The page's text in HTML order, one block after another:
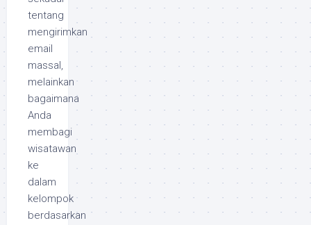
tentang
mengirimkan
email
massal,
melainkan
bagaimana
Anda
membagi
wisatawan
ke
dalam
kelompok
berdasarkan